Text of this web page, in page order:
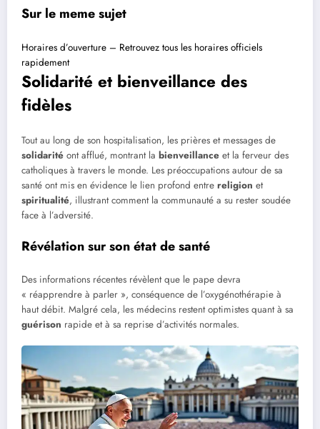
Sur le meme sujet
Horaires d’ouverture – Retrouvez tous les horaires officiels
rapidement
Solidarité et bienveillance des
fidèles
Tout au long de son hospitalisation, les prières et messages de
solidarité ont afflué, montrant la bienveillance et la ferveur des
catholiques à travers le monde. Les préoccupations autour de sa
santé ont mis en évidence le lien profond entre religion et
spiritualité, illustrant comment la communauté a su rester soudée
face à l’adversité.
Révélation sur son état de santé
Des informations récentes révèlent que le pape devra
« réapprendre à parler », conséquence de l’oxygénothérapie à
haut débit. Malgré cela, les médecins restent optimistes quant à sa
guérison rapide et à sa reprise d’activités normales.